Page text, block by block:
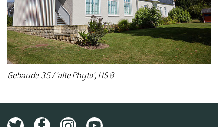
Gebäude 35 / 'alte Phyto', HS 8